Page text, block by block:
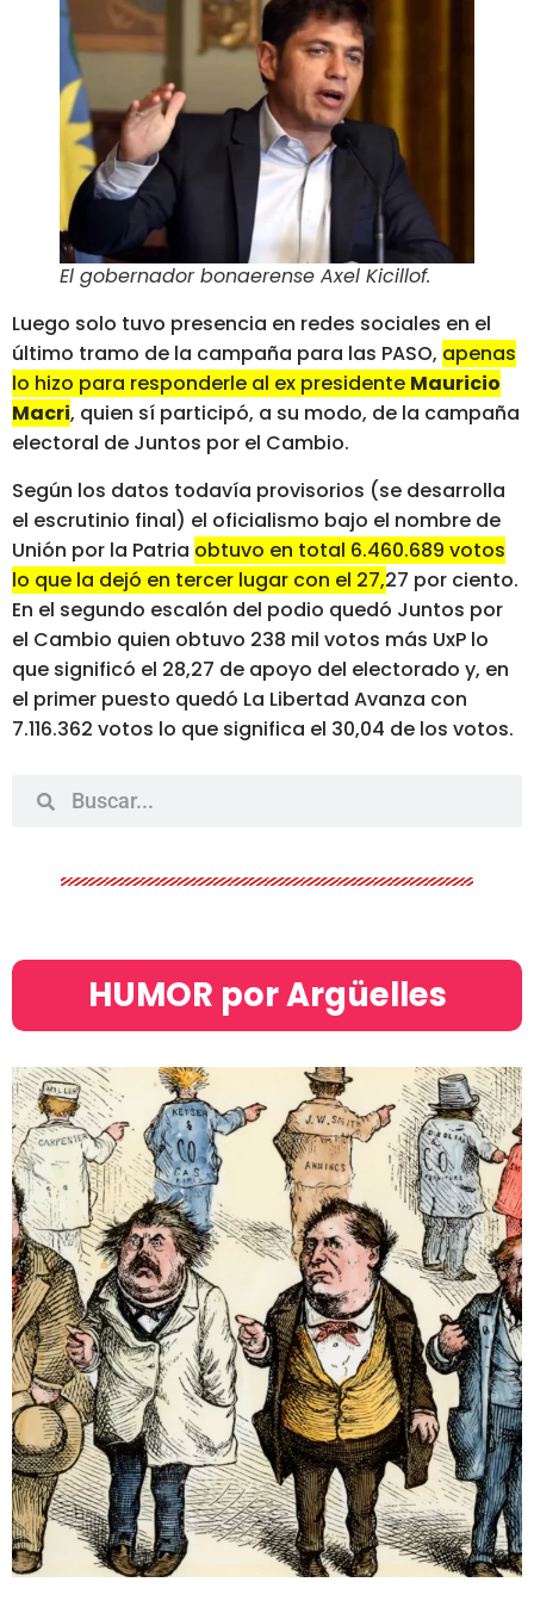
El gobernador bonaerense Axel Kicillof.
Luego solo tuvo presencia en redes sociales en el
último tramo de la campaña para las PASO, apenas
lo hizo para responderle al ex presidente Mauricio
Macri, quien sí participó, a su modo, de la campaña
electoral de Juntos por el Cambio.
Según los datos todavía provisorios (se desarrolla
el escrutinio final) el oficialismo bajo el nombre de
Unión por la Patria obtuvo en total 6.460.689 votos
lo que la dejó en tercer lugar con el 27,27 por ciento.
En el segundo escalón del podio quedó Juntos por
el Cambio quien obtuvo 238 mil votos más UxP lo
que significó el 28,27 de apoyo del electorado y, en
el primer puesto quedó La Libertad Avanza con
7.116.362 votos lo que significa el 30,04 de los votos.
HUMOR por Argüelles​